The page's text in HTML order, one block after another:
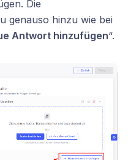
Die
genauso hinzu wie bei
Antwort hinzufügen“.